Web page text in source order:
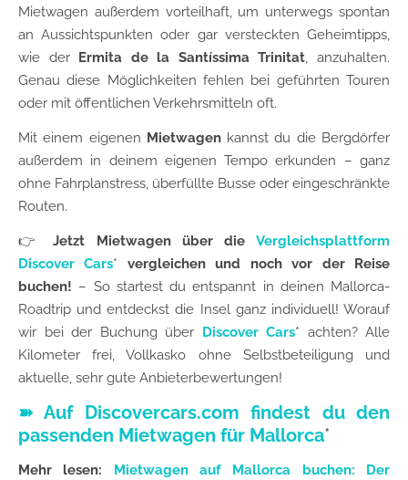
Mietwagen außerdem vorteilhaft, um unterwegs spontan
an Aussichtspunkten oder gar versteckten Geheimtipps,
wie der Ermita de la Santíssima Trinitat, anzuhalten.
Genau diese Möglichkeiten fehlen bei geführten Touren
oder mit öffentlichen Verkehrsmitteln oft.
Mit einem eigenen Mietwagenkannst du die Bergdörfer
außerdem in deinem eigenen Tempo erkunden – ganz
ohne Fahrplanstress, überfüllte Busse oder eingeschränkte
Routen.
👉Jetzt Mietwagen über dieVergleichsplattform
Discover Cars* vergleichen und noch vor der Reise
buchen! – So startest du entspannt in deinen Mallorca-
Roadtrip und entdeckst die Insel ganz individuell! Worauf
wir bei der Buchung über Discover Cars* achten? Alle
Kilometer frei, Vollkasko ohne Selbstbeteiligung und
aktuelle, sehr gute Anbieterbewertungen!
➽ Auf Discovercars.com findest du den
passenden Mietwagen für Mallorca*
Mehr lesen: Mietwagen auf Mallorca buchen: Der